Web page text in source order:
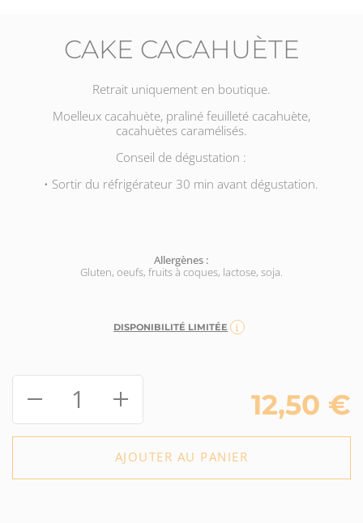
CAKE CACAHUÈTE
Retrait uniquement en boutique.
Moelleux cacahuète, praliné feuilleté cacahuète,
cacahuètes caramélisés.
Conseil de dégustation :
• Sortir du réfrigérateur 30 min avant dégustation.
Allergènes :
Gluten, oeufs, fruits à coques, lactose, soja.
DISPONIBILITÉ LIMITÉE
1 12,50 €
AJOUTER AU PANIER